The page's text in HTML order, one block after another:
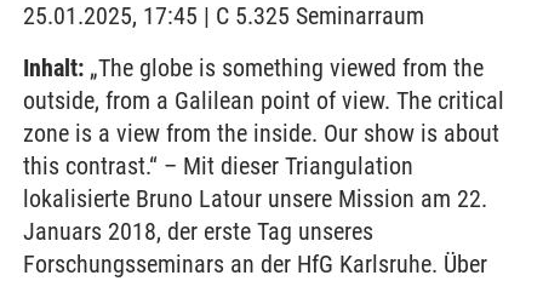
25.01.2025, 17:45 | C 5.325 Seminarraum
Inhalt: „The globe is something viewed from the
outside, from a Galilean point of view. The critical
zone is a view from the inside. Our show is about
this contrast.“ – Mit dieser Triangulation
lokalisierte Bruno Latour unsere Mission am 22.
Januars 2018, der erste Tag unseres
Forschungsseminars an der HfG Karlsruhe. Über